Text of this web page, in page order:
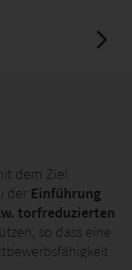
dem Ziel
der Einführung
torfreduzierten
so dass eine